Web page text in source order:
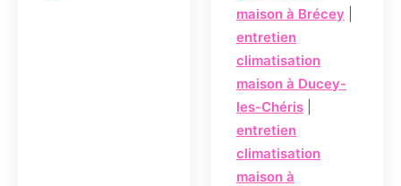
maison à Brécey
entretien
climatisation
maison à Ducey-
les-Chéris
entretien
climatisation
maison à